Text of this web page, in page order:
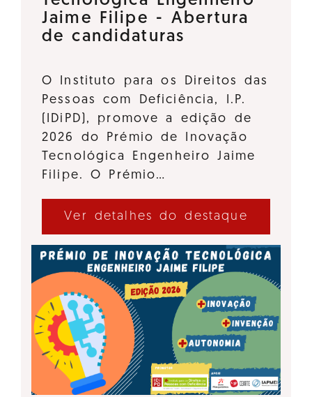
Jaime Filipe - Abertura
de candidaturas
O Instituto para os Direitos das
Pessoas com Deficiência, I.P.
(IDiPD), promove a edição de
2026 do Prémio de Inovação
Tecnológica Engenheiro Jaime
Filipe. O Prémio…
Ver detalhes do destaque